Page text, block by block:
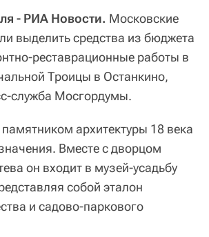
- РИА Новости. Московские
выделить средства из бюджета
реставрационные работы в
Троицы в Останкино,
служба Мосгордумы.
архитектуры 18 века
Вместе с дворцом
он входит в музей-усадьбу
собой эталон
и садово-паркового